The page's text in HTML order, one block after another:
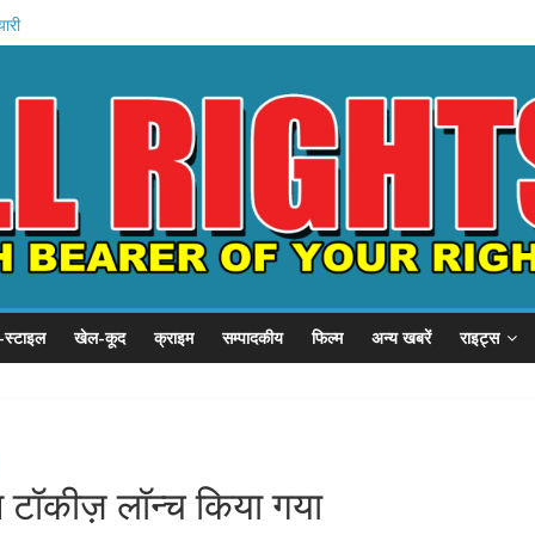
शुरू
मंत्रालय
खेल-कूद क्राइम सम्पादकीय फिल्म अन्य खबरें राइट्स
लॉन्च किया गया